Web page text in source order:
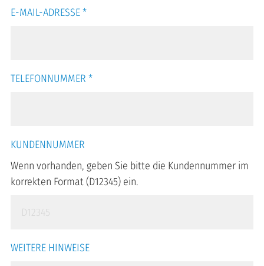
E-MAIL-ADRESSE*
TELEFONNUMMER *
KUNDENNUMMER
Wenn vorhanden, geben Sie bitte die Kundennummer im
korrekten Format (D12345) ein.
WEITERE HINWEISE